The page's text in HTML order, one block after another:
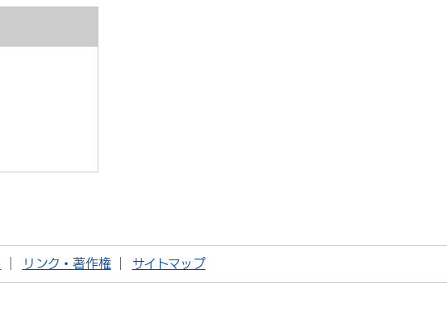
リンク・著作権 サイトマップ